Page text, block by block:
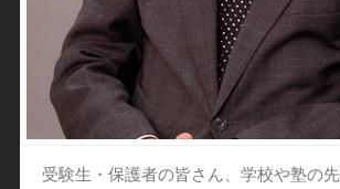
受験生・保護者の皆さん、学校や塾の